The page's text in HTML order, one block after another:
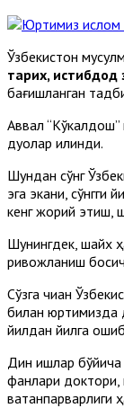
Ўзбекистон
тарих, истибдод
бағишланган
Аввал “Кўкалдош”
дуолар қилинди.
Шундан сўнг
эга экани,
кенг жорий этиш,
Шунингдек, шайх
ривожланиш
Сўзга чиққан
билан юртимизда
йилдан йилга
Дин ишлар бўйича
фанлари доктори,
ватанпарварлиги